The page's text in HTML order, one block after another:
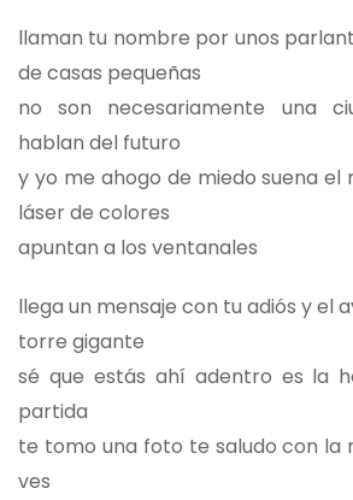
llaman tu nombre por unos
de casas pequeñas
no son necesariamente una
hablan del futuro
y yo me ahogo de miedo suena el
láser de colores
apuntan a los ventanales
llega un mensaje con tu adiós y el
torre gigante
sé que estás ahí adentro es la
partida
te tomo una foto te saludo con la
ves